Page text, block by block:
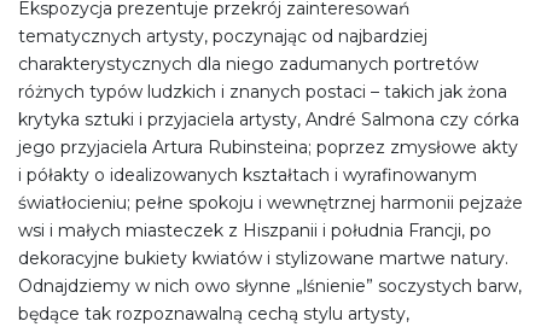
Ekspozycja prezentuje przekrój zainteresowań
tematycznych artysty, poczynając od najbardziej
charakterystycznych dla niego zadumanych portretów
różnych typów ludzkich i znanych postaci – takich jak żona
krytyka sztuki i przyjaciela artysty, André Salmona czy córka
jego przyjaciela Artura Rubinsteina; poprzez zmysłowe akty
i półakty o idealizowanych kształtach i wyrafinowanym
światłocieniu; pełne spokoju i wewnętrznej harmonii pejzaże
wsi i małych miasteczek z Hiszpanii i południa Francji, po
dekoracyjne bukiety kwiatów i stylizowane martwe natury.
Odnajdziemy w nich owo słynne „lśnienie” soczystych barw,
będące tak rozpoznawalną cechą stylu artysty,